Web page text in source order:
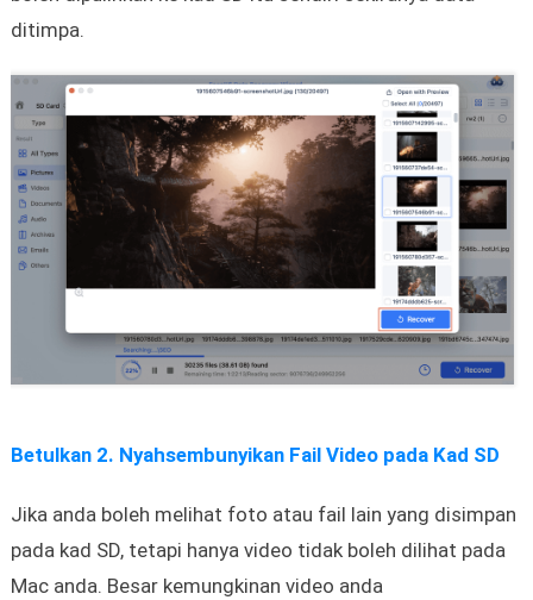
ditimpa.
Betulkan 2. Nyahsembunyikan Fail Video pada Kad SD
Jika anda boleh melihat foto atau fail lain yang disimpan
pada kad SD, tetapi hanya video tidak boleh dilihat pada
Mac anda. Besar kemungkinan video anda